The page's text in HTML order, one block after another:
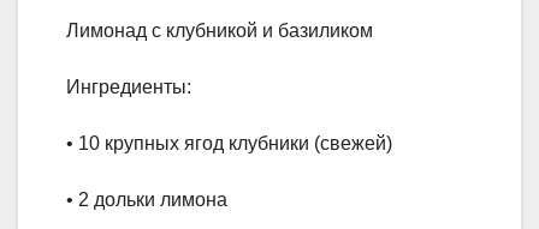
Лимонад с клубникой и базиликом
Ингредиенты:
• 10 крупных ягод клубники (свежей)
• 2 дольки лимона